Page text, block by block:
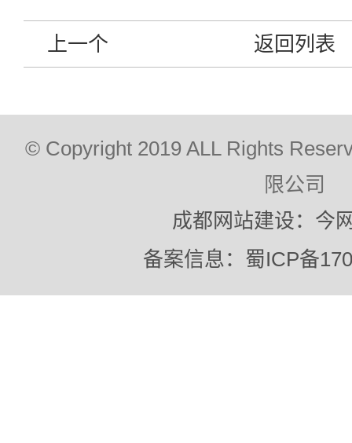
上一个 返回列表
© Copyright 2019 ALL Rights
限公司
成都网站建设：今
备案信息：蜀ICP备